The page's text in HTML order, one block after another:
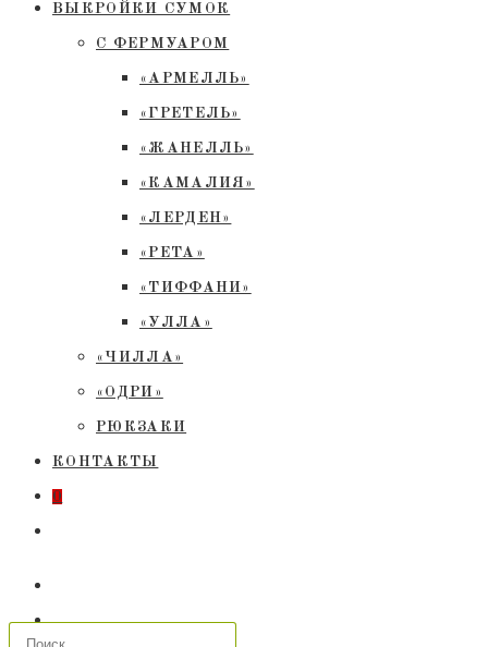
ВЫКРОЙКИ СУМОК
С ФЕРМУАРОМ
«АРМЕЛЛЬ»
«ГРЕТЕЛЬ»
«ЖАНЕЛЛЬ»
«КАМАЛИЯ»
«ЛЕРДЕН»
«РЕТА»
«ТИФФАНИ»
«УЛЛА»
«ЧИЛЛА»
«ОДРИ»
РЮКЗАКИ
КОНТАКТЫ
0